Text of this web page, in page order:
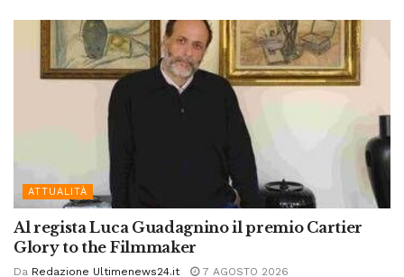
ATTUALITÀ
Al regista Luca Guadagnino il premio Cartier
Glory to the Filmmaker
Da Redazione Ultimenews24.it 7 AGOSTO 2026